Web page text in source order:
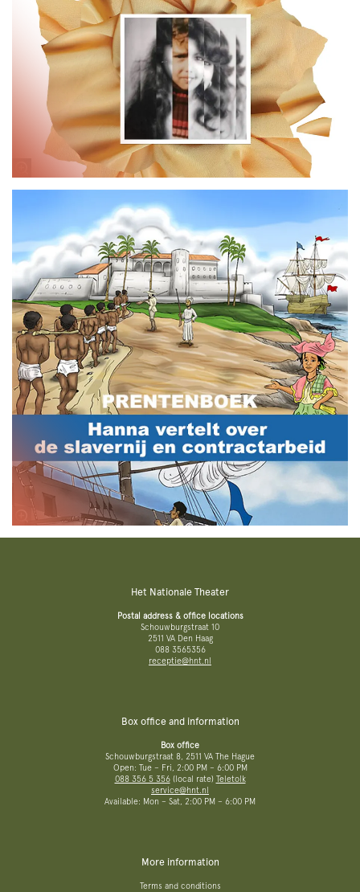
Het Nationale Theater
Postal address & office locations
Schouwburgstraat 10
2511 VA Den Haag
088 3565356
receptie@hnt.nl
Box office and information
Box office
Schouwburgstraat 8, 2511 VA The Hague
Open: Tue – Fri, 2:00 PM – 6:00 PM
088 356 5 356(local rate) Teletolk
service@hnt.nl
Available: Mon – Sat, 2:00 PM – 6:00 PM
More information
Terms and conditions